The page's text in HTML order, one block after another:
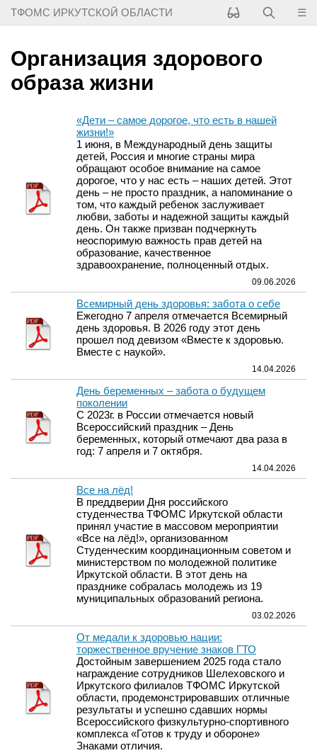
ТФОМС ИРКУТСКОЙ ОБЛАСТИ ☰
Организация здорового
образа жизни
«Дети – самое дорогое, что есть в нашей
жизни!»
1 июня, в Международный день защиты
детей, Россия и многие страны мира
обращают особое внимание на самое
дорогое, что у нас есть – наших детей. Этот
день – не просто праздник, а напоминание о
том, что каждый ребенок заслуживает
любви, заботы и надежной защиты каждый
день. Он также призван подчеркнуть
неоспоримую важность прав детей на
образование, качественное
здравоохранение, полноценный отдых.
09.06.2026
Всемирный день здоровья: забота о себе
Ежегодно 7 апреля отмечается Всемирный
день здоровья. В 2026 году этот день
прошел под девизом «Вместе к здоровью.
Вместе с наукой».
14.04.2026
День беременных – забота о будущем
поколении
С 2023г. в России отмечается новый
Всероссийский праздник – День
беременных, который отмечают два раза в
год: 7 апреля и 7 октября.
14.04.2026
Все на лёд!
В преддверии Дня российского
студенчества ТФОМС Иркутской области
принял участие в массовом мероприятии
«Все на лёд!», организованном
Студенческим координационным советом и
министерством по молодежной политике
Иркутской области. В этот день на
празднике собралась молодежь из 19
муниципальных образований региона.
03.02.2026
От медали к здоровью нации:
торжественное вручение знаков ГТО
Достойным завершением 2025 года стало
награждение сотрудников Шелеховского и
Иркутского филиалов ТФОМС Иркутской
области, продемонстрировавших отличные
результаты и успешно сдавших нормы
Всероссийского физкультурно-спортивного
комплекса «Готов к труду и обороне»
Знаками отличия.